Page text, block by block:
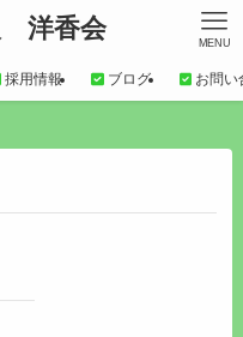
洋香会 MENU
採用情報 ブログ お問い